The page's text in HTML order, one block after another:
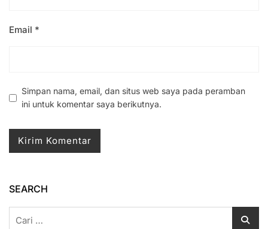
Email *
Simpan nama, email, dan situs web saya pada peramban
ini untuk komentar saya berikutnya.
SEARCH